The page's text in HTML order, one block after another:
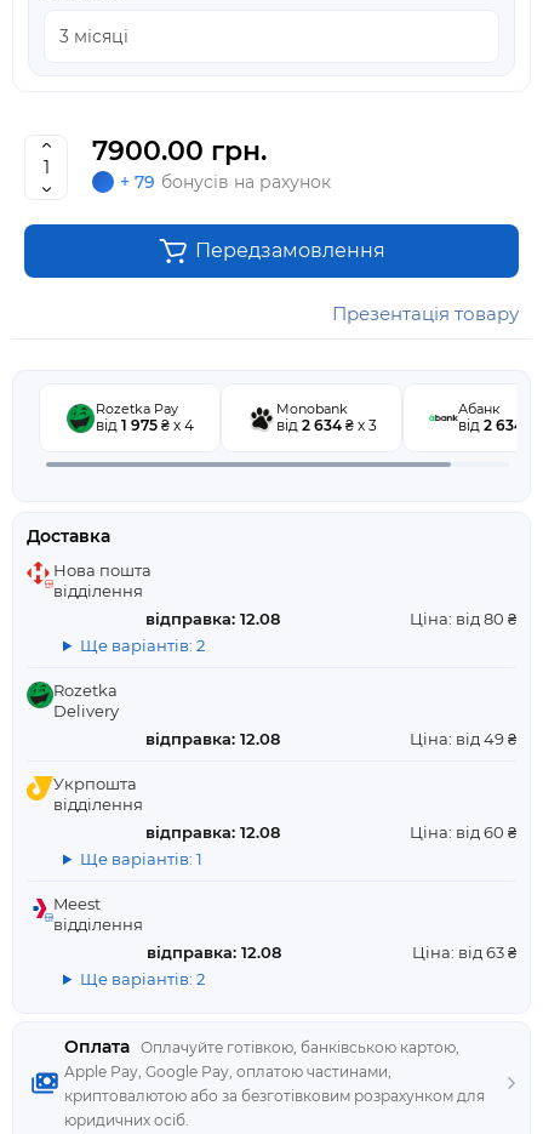
7900.00 грн.
+ 79 бонусів на рахунок
Передзамовлення
Презентація товару
Оплата Оплачуйте готівкою, банківською картою,
Apple Pay, Google Pay, оплатою частинами,
криптовалютою або за безготівковим розрахунком для
юридичних осіб.
Rozetka Pay
від 1 975₴ x 4
Monobank
від 2 634₴ x 3
Абанк
від 2 634
Доставка
Нова пошта
відділення
відправка: 12.08
Ціна: від 80 ₴
Ще варіантів: 2
Rozetka
Delivery
відправка: 12.08
Ціна: від 49 ₴
Укрпошта
відділення
відправка: 12.08
Ціна: від 60 ₴
Ще варіантів: 1
Meest
відділення
відправка: 12.08
Ціна: від 63 ₴
Ще варіантів: 2